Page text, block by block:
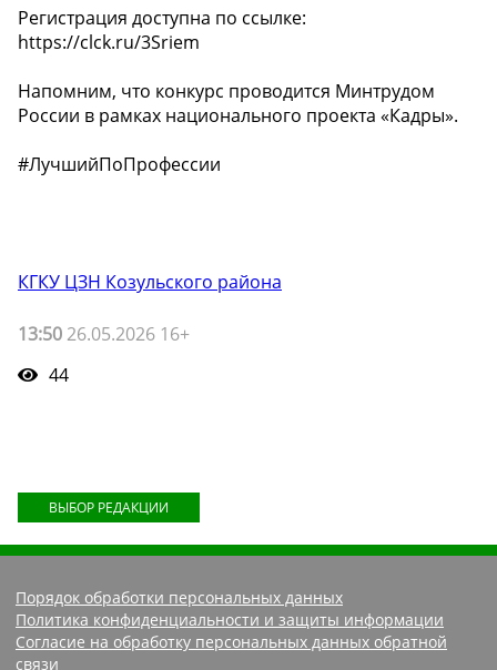
Регистрация доступна по ссылке:
https://clck.ru/3Sriem
Напомним, что конкурс проводится Минтрудом
России в рамках национального проекта «Кадры».
#ЛучшийПоПрофессии
КГКУ ЦЗН Козульского района
13:50 26.05.2026 16+
44
ВЫБОР РЕДАКЦИИ
Порядок обработки персональных данных
Политика конфиденциальности и защиты информации
Согласие на обработку персональных данных обратной
связи